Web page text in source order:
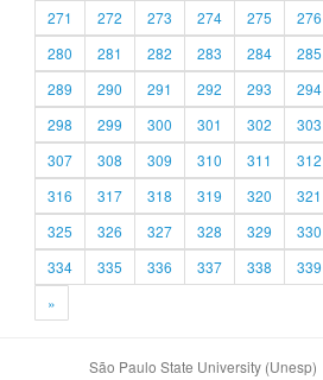
271
272 273 274 275 276
280
281 282 283 284 285
289
290 291 292 293 294
298
299 300 301 302 303
307
308 309 310 311 312
316
317 318 319 320 321
325
326 327 328 329 330
334
335 336 337 338 339
»
São Paulo State University (Unesp)